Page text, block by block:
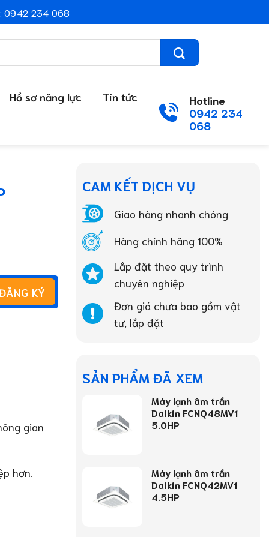
0942 234 068
Hồ sơ năng lực Tin tức
Hotline
0942 234
068
gian
hơn.
CAM KẾT DỊCH VỤ
Giao hàng nhanh chóng
Hàng chính hãng 100%
Lắp đặt theo quy trình
chuyên nghiệp
Đơn giá chưa bao gồm vật
tư, lắp đặt
SẢN PHẨM ĐÃ XEM
Máy lạnh âm trần
Daikin FCNQ48MV1
5.0HP
Máy lạnh âm trần
Daikin FCNQ42MV1
4.5HP